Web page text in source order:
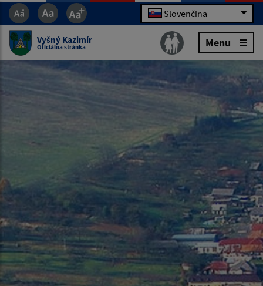
Slovenčina
Vyšný Kazimír
Oficiálna stránka Menu